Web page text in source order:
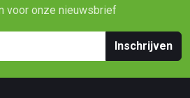
voor onze nieuwsbrief
Inschrijven